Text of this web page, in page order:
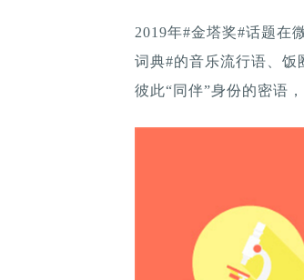
2019年#金塔奖#话题在
词典#的音乐流行语、饭
彼此“同伴”身份的密语